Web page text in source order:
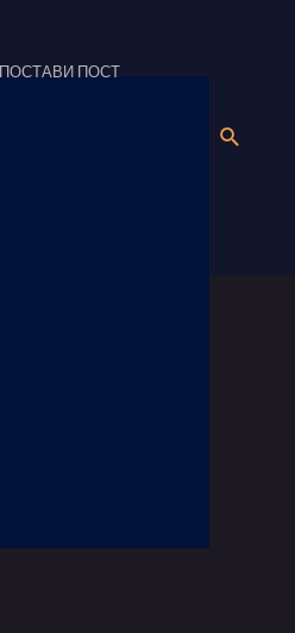
ПОСТАВИ ПОСТ
Search